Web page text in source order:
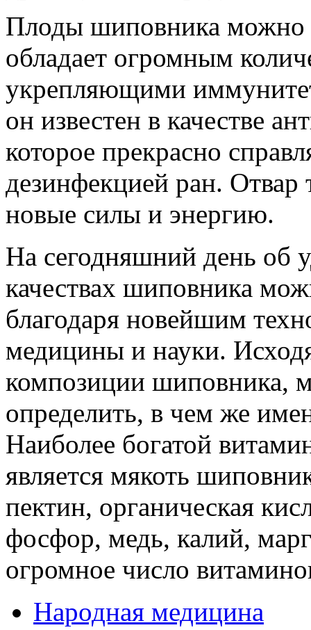
Плоды шиповника можно
обладает огромным
укрепляющими
он известен в качестве
которое прекрасно
дезинфекцией ран. Отвар
новые силы и энергию.
На сегодняшний день об
качествах шиповника
благодаря новейшим
медицины и науки.
композиции шиповника,
определить, в чем же
Наиболее богатой
является мякоть
пектин, органическая
фосфор, медь, калий,
огромное число
Народная медицина